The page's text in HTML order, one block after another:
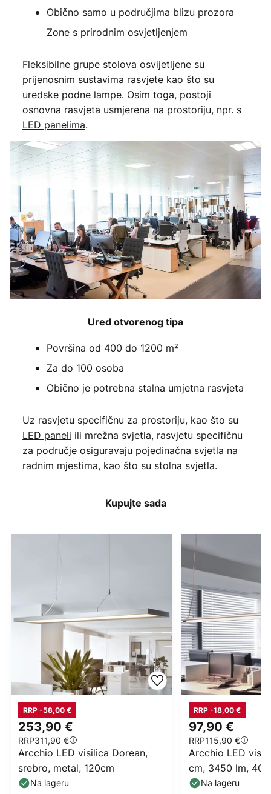
Obično samo u područjima blizu prozora
Zone s prirodnim osvjetljenjem
Fleksibilne grupe stolova osvijetljene su
prijenosnim sustavima rasvjete kao što su
uredske podne lampe. Osim toga, postoji
osnovna rasvjeta usmjerena na prostoriju, npr. s
LED panelima.
Ured otvorenog tipa
Površina od 400 do 1200 m²
Za do 100 osoba
Obično je potrebna stalna umjetna rasvjeta
Uz rasvjetu specifičnu za prostoriju, kao što su
LED paneli ili mrežna svjetla, rasvjetu specifičnu
za područje osiguravaju pojedinačna svjetla na
radnim mjestima, kao što su stolna svjetla.
Kupujte sada
253,90 €
RRP311,90 €
RRP -58,00 €
Arcchio LED visilica Dorean,
srebro, metal, 120cm
Na lageru
97,90 €
RRP115,90 €
RRP -18,00 €
Arcchio LED
cm, 3450 lm,
Na lageru